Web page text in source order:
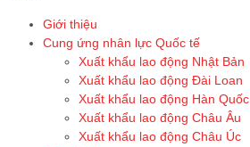
Giới thiệu
Cung ứng nhân lực Quốc tế
Xuất khẩu lao động Nhật Bản
Xuất khẩu lao động Đài Loan
Xuất khẩu lao động Hàn Quốc
Xuất khẩu lao động Châu Âu
Xuất khẩu lao động Châu Úc